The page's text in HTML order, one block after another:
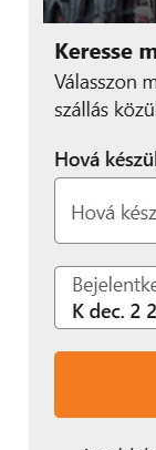
megszokott
vagyis van
albumborító
átlagos
át a szokásos
zenehallgatást.